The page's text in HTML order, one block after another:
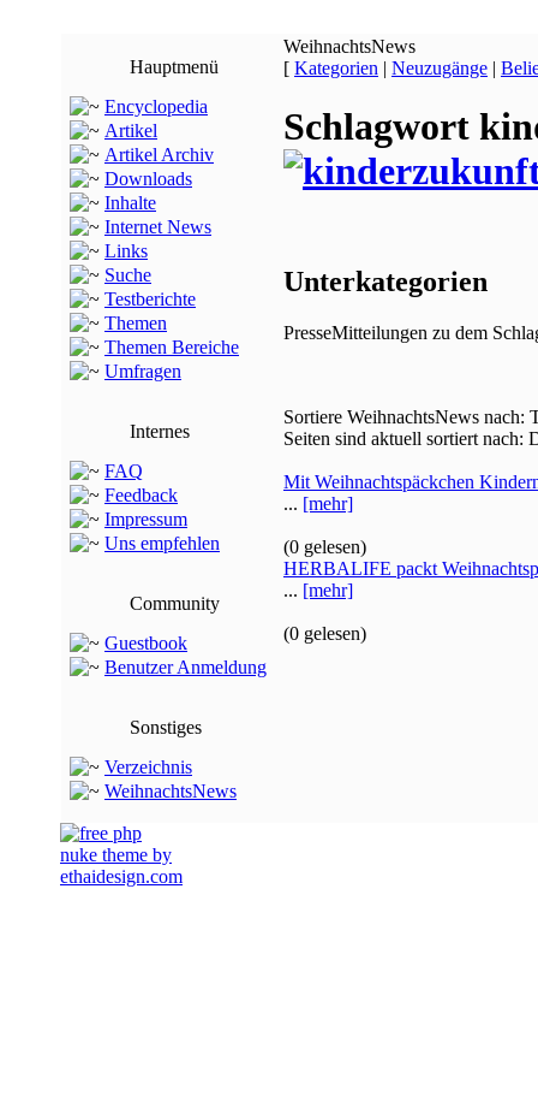
Hauptmenü
Encyclopedia
Artikel
Artikel Archiv
Downloads
Inhalte
Internet News
Links
Suche
Testberichte
Themen
Themen Bereiche
Umfragen
Internes
FAQ
Feedback
Impressum
Uns empfehlen
Community
Guestbook
Benutzer Anmeldung
Sonstiges
Verzeichnis
WeihnachtsNews
WeihnachtsNews
[ Kategorien | Neuzugänge |
Schlagwort
Unterkategorien
PresseMitteilungen zu dem
Sortiere WeihnachtsNews nach:
Seiten sind aktuell sortiert nach:
Mit Weihnachtspäckchen
... [mehr]
(0 gelesen)
HERBALIFE packt
... [mehr]
(0 gelesen)